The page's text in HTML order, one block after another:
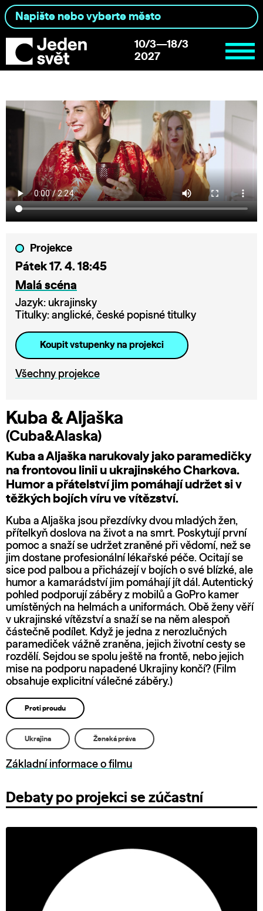
10/3—18/3
2027
Projekce
Pátek 17. 4. 18:45
Malá scéna
Jazyk: ukrajinsky
Titulky: anglické, české popisné titulky
Koupit vstupenky na projekci
Všechny projekce
Kuba & Aljaška
(Cuba&Alaska)
Kuba a Aljaška narukovaly jako paramedičky
na frontovou linii u ukrajinského Charkova.
Humor a přátelství jim pomáhají udržet si v
těžkých bojích víru ve vítězství.
Kuba a Aljaška jsou přezdívky dvou mladých žen,
přítelkyň doslova na život a na smrt. Poskytují první
pomoc a snaží se udržet zraněné při vědomí, než se
jim dostane profesionální lékařské péče. Ocitají se
sice pod palbou a přicházejí v bojích o své blízké, ale
humor a kamarádství jim pomáhají jít dál. Autentický
pohled podporují záběry z mobilů a GoPro kamer
umístěných na helmách a uniformách. Obě ženy věří
v ukrajinské vítězství a snaží se na něm alespoň
částečně podílet. Když je jedna z nerozlučných
paramediček vážně zraněna, jejich životní cesty se
rozdělí. Sejdou se spolu ještě na frontě, nebo jejich
mise na podporu napadené Ukrajiny končí? (Film
obsahuje explicitní válečné záběry.)
Proti proudu
Ukrajina Ženská práva
Základní informace o filmu
Debaty po projekci se zúčastní